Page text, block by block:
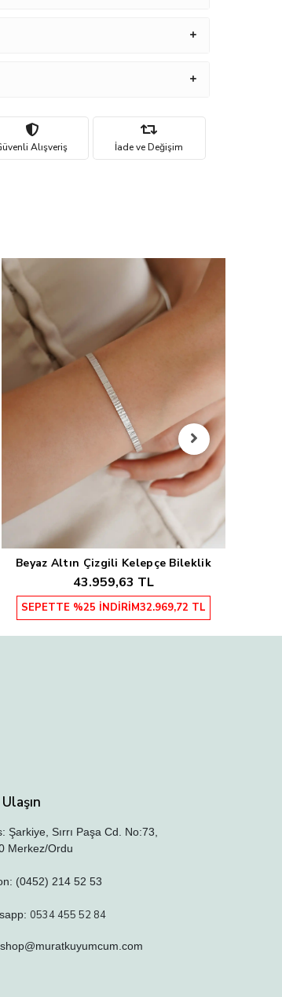
Alışveriş İade ve Değişim
Sepete Ekle
Beyaz Altın Çizgili Kelepçe Bileklik
43.959,63 TL
SEPETTE %25 İNDİRİM32.969,72 TL
Şarkiye, Sırrı Paşa Cd. No:73,
Merkez/Ordu
(0452) 214 52 53
0534 455 52 84
shop@muratkuyumcum.com